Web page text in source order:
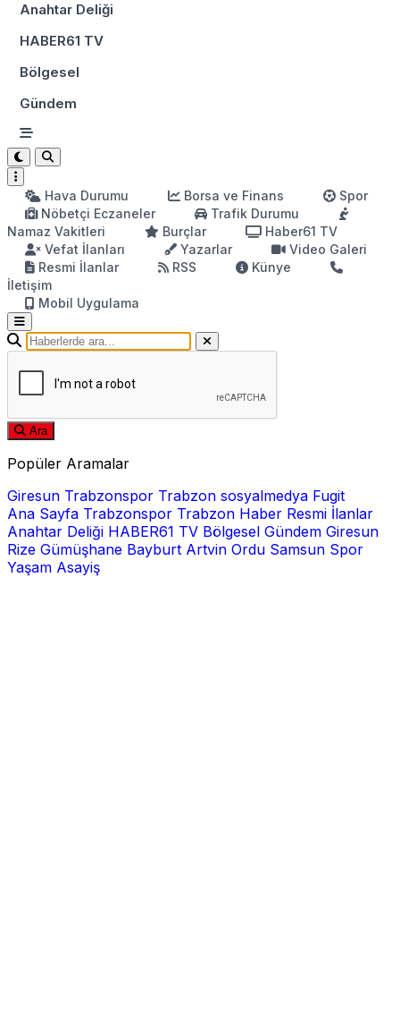
Anahtar Deliği
HABER61 TV
Bölgesel
Gündem
Hava Durumu Borsa ve Finans
Spor
Nöbetçi Eczaneler
Trafik Durumu
Namaz Vakitleri
Burçlar
Haber61 TV
Vefat İlanları
Yazarlar
Video Galeri
Resmi İlanlar
RSS
Künye
İletişim
Mobil Uygulama
Ara
Popüler Aramalar
Giresun Trabzonspor Trabzon sosyalmedya Fugit
Ana Sayfa Trabzonspor Trabzon Haber Resmi İlanlar
Anahtar Deliği HABER61 TV Bölgesel Gündem Giresun
Rize Gümüşhane Bayburt Artvin Ordu Samsun Spor
Yaşam Asayiş